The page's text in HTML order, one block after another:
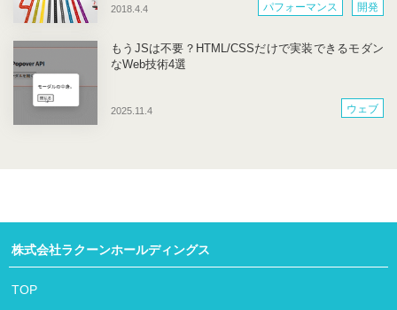
2018.4.4 パフォーマンス 開発
2025.11.4
もうJSは不要？HTML/CSSだけで実装できるモダン
なWeb技術4選
ウェブ
株式会社ラクーンホールディングス
TOP